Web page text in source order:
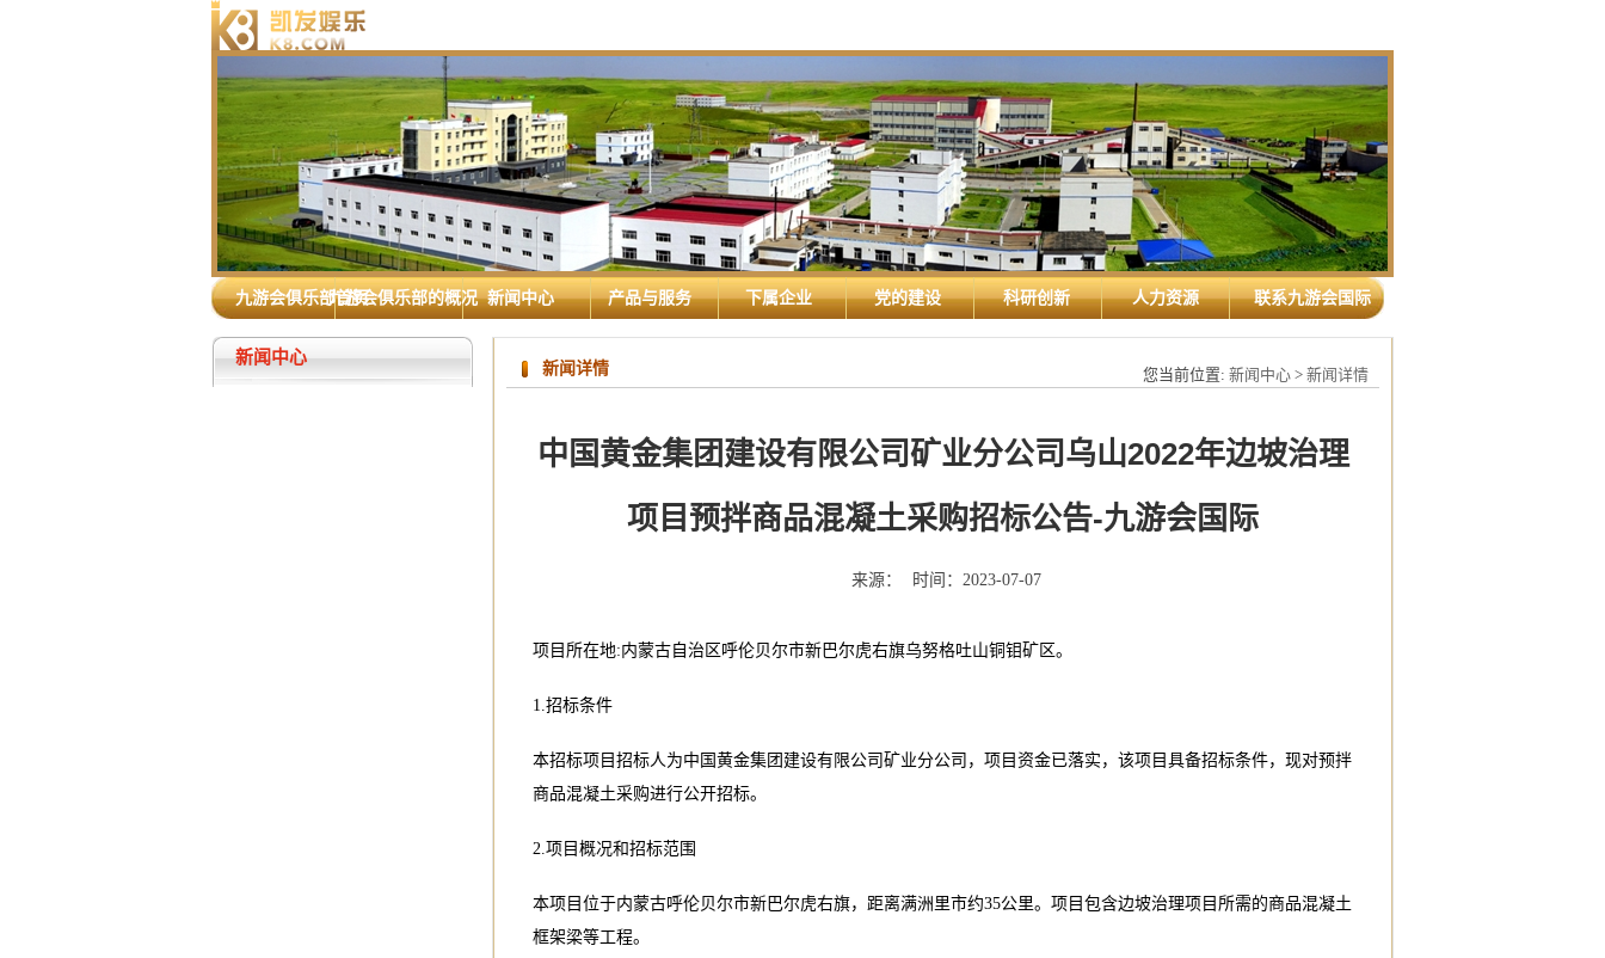
九游会俱乐部首页九游会俱乐部的概况 新闻中心 产品与服务 下属企业 党的建设 科研创新 人力资源 联系九游会国际
新闻中心
您当前位置: 新闻中心 > 新闻详情
新闻详情
中国黄金集团建设有限公司矿业分公司乌山2022年边坡治理
项目预拌商品混凝土采购招标公告-九游会国际
来源： 时间： 2023-07-07
项目所在地:内蒙古自治区呼伦贝尔市新巴尔虎右旗乌努格吐山铜钼矿区。
1.招标条件
本招标项目招标人为中国黄金集团建设有限公司矿业分公司，项目资金已落实，该项目具备招标条件，现对预拌
商品混凝土采购进行公开招标。
2.项目概况和招标范围
本项目位于内蒙古呼伦贝尔市新巴尔虎右旗，距离满洲里市约35公里。项目包含边坡治理项目所需的商品混凝土
框架梁等工程。